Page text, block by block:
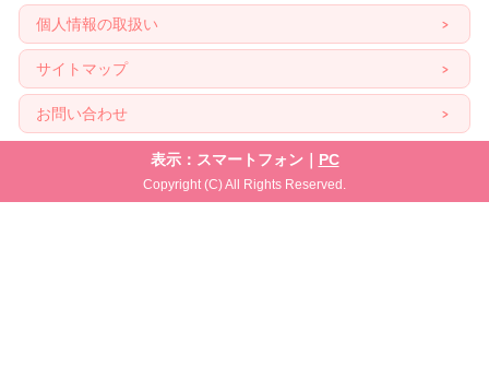
個人情報の取扱い
サイトマップ
お問い合わせ
表示：スマートフォン｜ PC
Copyright (C) All Rights Reserved.